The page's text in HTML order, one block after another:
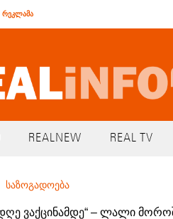
რეკლამა
REALNEW REAL TV
საზოგადოება